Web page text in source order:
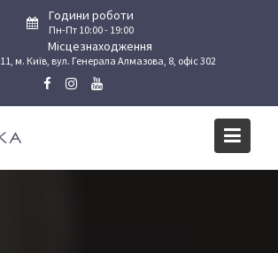
Години роботи
Пн-Пт 10:00 - 19:00
Місцезнаходження
м. Київ, вул. Генерала Алмазова, 8, офіс 302